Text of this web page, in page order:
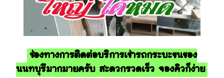
ช่องทางการติดต่อบริการเช่ารถกระบะขนของ
นนทบุรีมากมายครับ สะดวกรวดเร็ว จองคิวก็ง่าย